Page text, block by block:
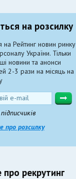
на розсилку
на Рейтинг новин ринку
України. Тільки
новини та анонси
2-3 рази на місяць на
про розсилку
про рекрутинг